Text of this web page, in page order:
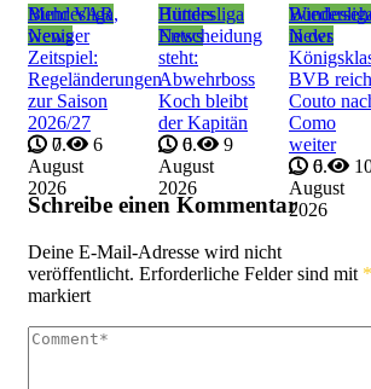
Bundesliga
News
Mehr VAR,
weniger
Zeitspiel:
Regeländerungen
zur Saison
2026/27
7.
August
2026
0 6
Bundesliga
News
Hütters
Entscheidung
steht:
Abwehrboss
Koch bleibt
der Kapitän
6.
August
2026
0 9
News
in der
BVB
Couto
Como
weiter
6.
August
2026
0
Schreibe einen Kommentar
Deine E-Mail-Adresse wird nicht
veröffentlicht. Erforderliche Felder sind mit *
markiert